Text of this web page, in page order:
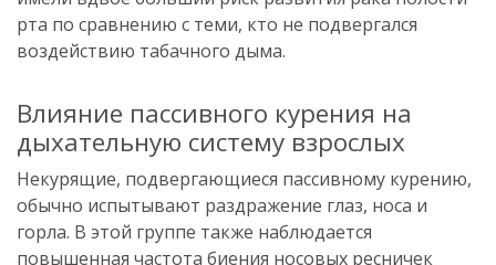
рта по сравнению с теми, кто не подвергался
воздействию табачного дыма.
Влияние пассивного курения на
дыхательную систему взрослых
Некурящие, подвергающиеся пассивному курению,
обычно испытывают раздражение глаз, носа и
горла. В этой группе также наблюдается
повышенная частота биения носовых ресничек